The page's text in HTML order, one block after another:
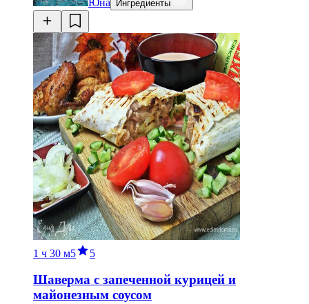
Ингредиенты
1 ч 30 м5 5
Шаверма с запеченной курицей и
майонезным соусом